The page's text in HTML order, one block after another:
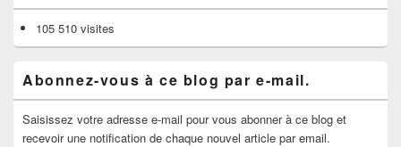
105 510 visites
Abonnez-vous à ce blog par e-mail.
Saisissez votre adresse e-mail pour vous abonner à ce blog et
recevoir une notification de chaque nouvel article par email.